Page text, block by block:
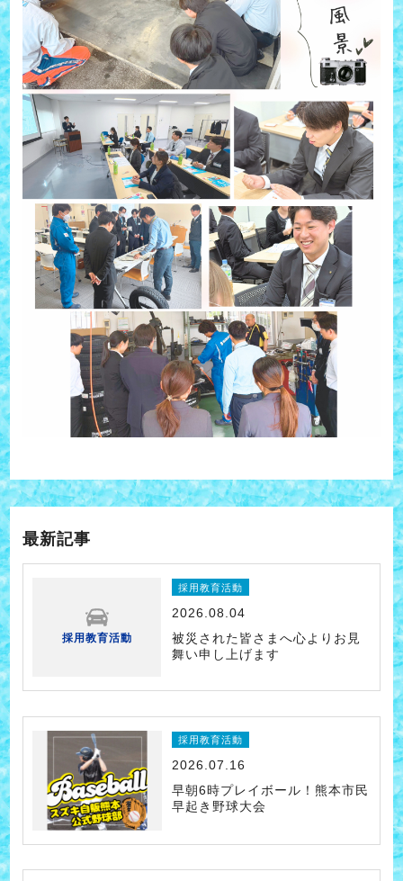
最新記事
採用教育活動
採用教育活動
2026.08.04
被災された皆さまへ心よりお見
舞い申し上げます
採用教育活動
2026.07.16
早朝6時プレイボール！熊本市民
早起き野球大会